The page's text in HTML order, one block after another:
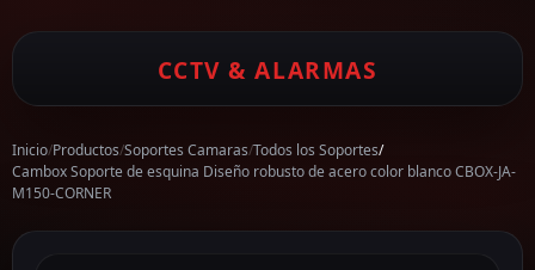
CCTV & ALARMAS
Inicio/Productos/Soportes Camaras/Todos los Soportes/
Cambox Soporte de esquina Diseño robusto de acero color blanco CBOX-JA-
M150-CORNER